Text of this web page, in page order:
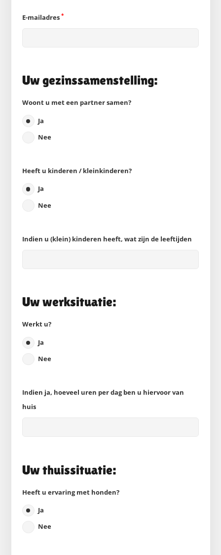
E-mailadres *
Uw gezinssamenstelling:
Woont u met een partner samen?
Ja
Nee
Heeft u kinderen / kleinkinderen?
Ja
Nee
Indien u (klein) kinderen heeft, wat zijn de leeftijden
Uw werksituatie:
Werkt u?
Ja
Nee
Indien ja, hoeveel uren per dag ben u hiervoor van
huis
Uw thuissituatie:
Heeft u ervaring met honden?
Ja
Nee